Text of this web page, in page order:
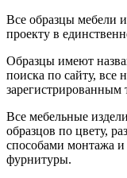
Все образцы мебели
проекту в
Образцы имеют
поиска по сайту, все
зарегистрированным
Все мебельные
образцов по цвету,
способами монтажа
фурнитуры.